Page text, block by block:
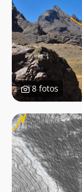
8 fotos